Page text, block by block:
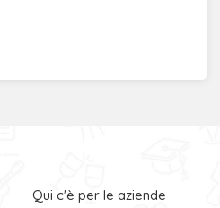
Qui c'è per le aziende